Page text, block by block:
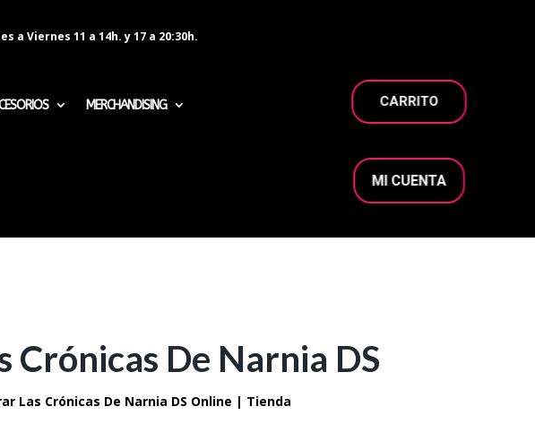
a Viernes 11 a 14h. y 17 a 20:30h.
MERCHANDISING CARRITO
MI CUENTA
Crónicas De Narnia DS
Las Crónicas De Narnia DS Online | Tienda